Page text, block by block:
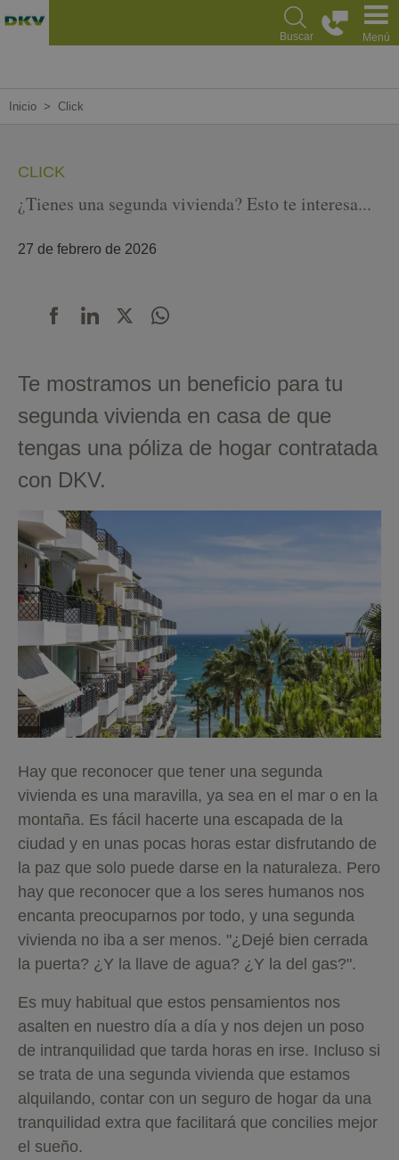
Buscar Menú
Inicio Click
CLICK
¿Tienes una segunda vivienda? Esto te interesa...
27 de febrero de 2026
Te mostramos un beneficio para tu
segunda vivienda en casa de que
tengas una póliza de hogar contratada
con DKV.
Hay que reconocer que tener una segunda
vivienda es una maravilla, ya sea en el mar o en la
montaña. Es fácil hacerte una escapada de la
ciudad y en unas pocas horas estar disfrutando de
la paz que solo puede darse en la naturaleza. Pero
hay que reconocer que a los seres humanos nos
encanta preocuparnos por todo, y una segunda
vivienda no iba a ser menos. "¿Dejé bien cerrada
la puerta? ¿Y la llave de agua? ¿Y la del gas?".
Es muy habitual que estos pensamientos nos
asalten en nuestro día a día y nos dejen un poso
de intranquilidad que tarda horas en irse. Incluso si
se trata de una segunda vivienda que estamos
alquilando, contar con un seguro de hogar da una
tranquilidad extra que facilitará que concilies mejor
el sueño.